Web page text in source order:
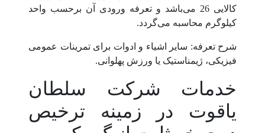
کالایی 26 می‌باشد و تعرفه ورودی آن برحسب واحد
کیلوگرم محاسبه می‌گردد.
شرح تعرفه: سایر اشیاء و ادوات برای تمرینات عمومی
فیزیکی، ژیمناستیک یا ورزش پهلوانی.
خدمات شرکت سلطان
یاقوت در زمینه ترخیص